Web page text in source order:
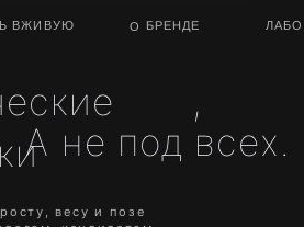
О БРЕНДЕ ЛАБОРАТОРИЯ СНА
позе
под всех.
,